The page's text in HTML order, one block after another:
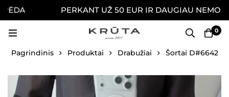
PERKANT UŽ 50 EUR IR DAUGIAU
0
Pagrindinis Produktai Drabužiai Šortai D#6642